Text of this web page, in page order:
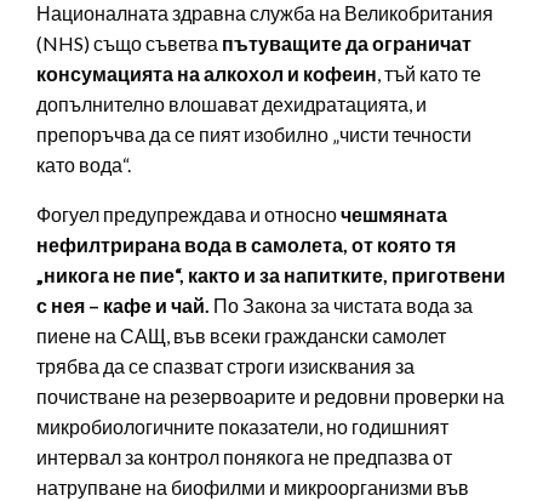
Националната здравна служба на Великобритания
(NHS) също съветва пътуващите да ограничат
консумацията на алкохол и кофеин, тъй като те
допълнително влошават дехидратацията, и
препоръчва да се пият изобилно „чисти течности
като вода“.
Фогуел предупреждава и относночешмяната
нефилтрирана вода в самолета, от която тя
„никога не пие“, както и за напитките, приготвени
с нея – кафе и чай. По Закона за чистата вода за
пиене на САЩ, във всеки граждански самолет
трябва да се спазват строги изисквания за
почистване на резервоарите и редовни проверки на
микробиологичните показатели, но годишният
интервал за контрол понякога не предпазва от
натрупване на биофилми и микроорганизми във